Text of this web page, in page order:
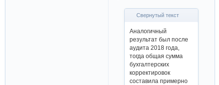
Свернутый текст
Аналогичный
результат был после
аудита 2018 года,
тогда общая сумма
бухгалтерских
корректировок
составила примерно